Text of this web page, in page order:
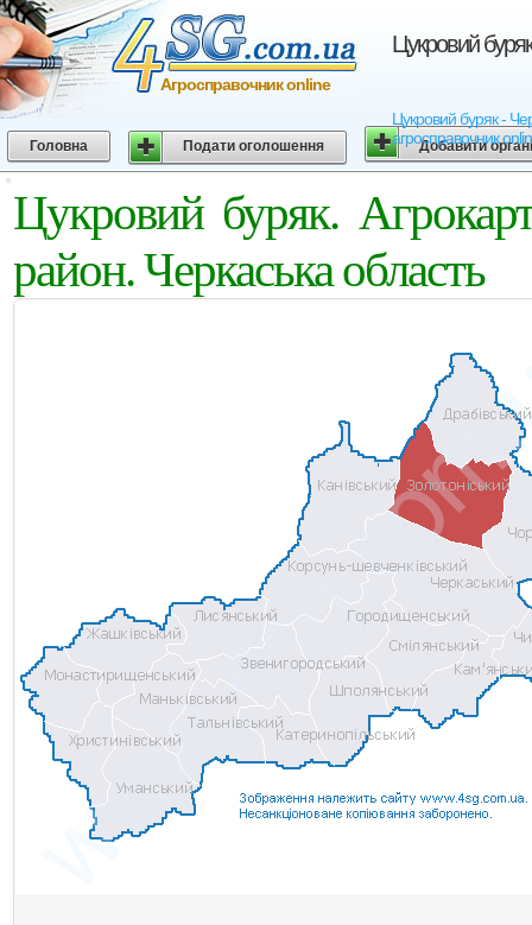
Цукровий
Цукровий буряк -
агросправочник
Агросправочник online
Головна Подати оголошення Добавити
Цукровий буряк.
район. Черкаська область